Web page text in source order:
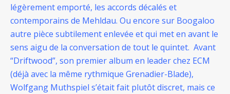
légèrement emporté, les accords décalés et
contemporains de Mehldau. Ou encore sur Boogaloo
autre pièce subtilement enlevée et qui met en avant le
sens aigu de la conversation de tout le quintet. Avant
“Driftwood”, son premier album en leader chez ECM
(déjà avec la même rythmique Grenadier-Blade),
Wolfgang Muthspiel s’était fait plutôt discret, mais ce